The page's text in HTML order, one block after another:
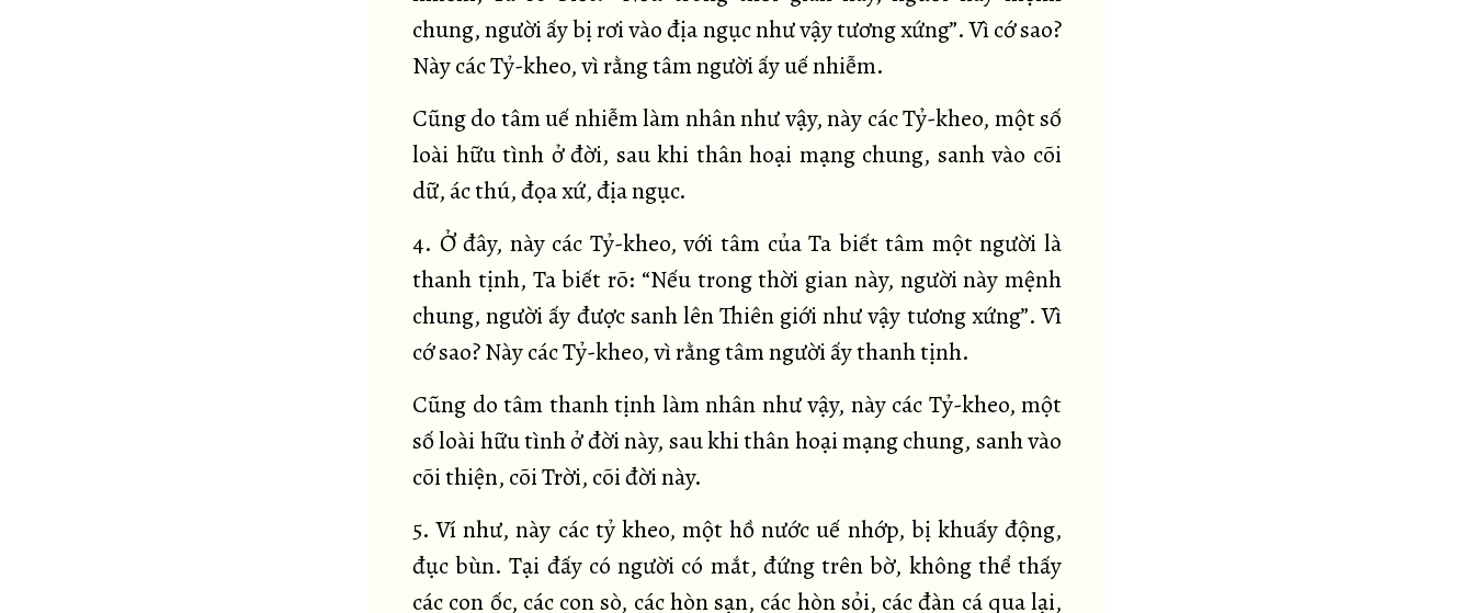
chung, người ấy bị rơi vào địa ngục như vậy tương xứng”. Vì cớ sao?
Này các Tỷ-kheo, vì rằng tâm người ấy uế nhiễm.
Cũng do tâm uế nhiễm làm nhân như vậy, này các Tỷ-kheo, một số
loài hữu tình ở đời, sau khi thân hoại mạng chung, sanh vào cõi
dữ, ác thú, đọa xứ, địa ngục.
4. Ở đây, này các Tỷ-kheo, với tâm của Ta biết tâm một người là
thanh tịnh, Ta biết rõ: “Nếu trong thời gian này, người này mệnh
chung, người ấy được sanh lên Thiên giới như vậy tương xứng”. Vì
cớ sao? Này các Tỷ-kheo, vì rằng tâm người ấy thanh tịnh.
Cũng do tâm thanh tịnh làm nhân như vậy, này các Tỷ-kheo, một
số loài hữu tình ở đời này, sau khi thân hoại mạng chung, sanh vào
cõi thiện, cõi Trời, cõi đời này.
5. Ví như, này các tỷ kheo, một hồ nước uế nhớp, bị khuấy động,
đục bùn. Tại đấy có người có mắt, đứng trên bờ, không thể thấy
các con ốc, các con sò, các hòn sạn, các hòn sỏi, các đàn cá qua lại,